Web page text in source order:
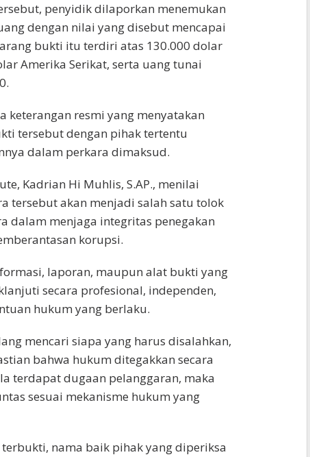
penyidik dilaporkan menemukan
dengan nilai yang disebut mencapai
bukti itu terdiri atas 130.000 dolar
Amerika Serikat, serta uang tunai
keterangan resmi yang menyatakan
tersebut dengan pihak tertentu
dalam perkara dimaksud.
Kadrian Hi Muhlis, S.AP., menilai
tersebut akan menjadi salah satu tolok
dalam menjaga integritas penegakan
korupsi.
laporan, maupun alat bukti yang
secara profesional, independen,
hukum yang berlaku.
mencari siapa yang harus disalahkan,
bahwa hukum ditegakkan secara
terdapat dugaan pelanggaran, maka
sesuai mekanisme hukum yang
nama baik pihak yang diperiksa